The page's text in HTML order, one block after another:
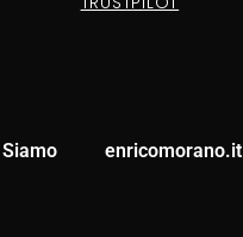
enricomorano.it